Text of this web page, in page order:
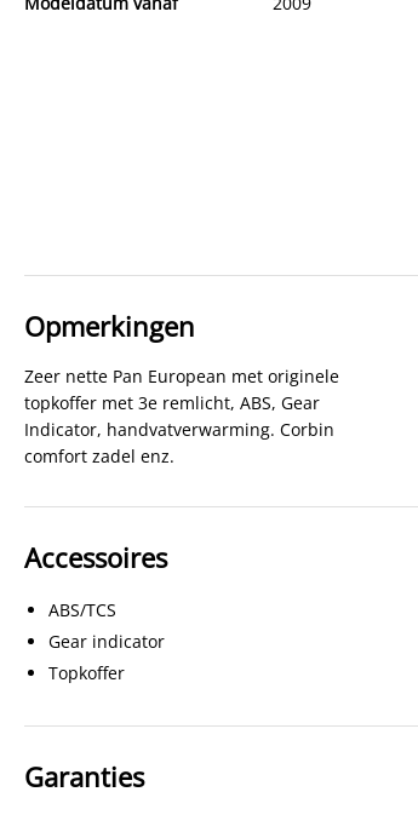
Opmerkingen
Zeer nette Pan European met originele
topkoffer met 3e remlicht, ABS, Gear
Indicator, handvatverwarming. Corbin
comfort zadel enz.
Accessoires
ABS/TCS
Gear indicator
Topkoffer
Garanties